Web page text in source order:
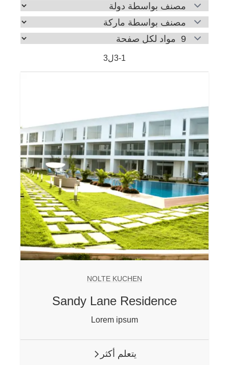
مصنف بواسطة ماركة:
مواد لكل صفحة:
1
-
3ل3
NOLTE KUCHEN
Sandy Lane Residence
Lorem ipsum
يتعلم أكثر